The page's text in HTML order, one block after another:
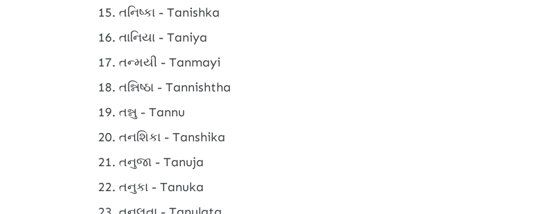
તનિષ્કા - Tanishka
તાનિયા - Taniya
તન્મયી - Tanmayi
તન્નિષ્ઠા - Tannishtha
તન્નુ - Tannu
તનશિકા - Tanshika
તનુજા - Tanuja
તનુકા - Tanuka